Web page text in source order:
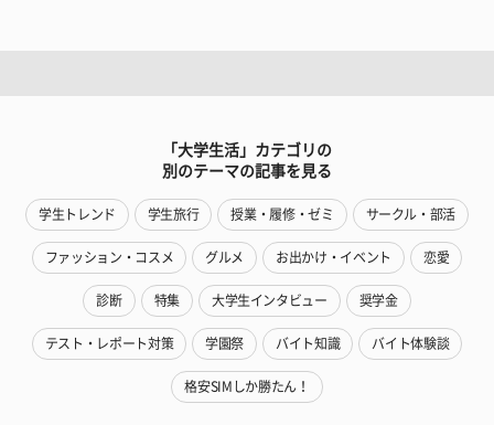
「大学生活」カテゴリの
別のテーマの記事を見る
学生トレンド 学生旅行 授業・履修・ゼミ サークル・部活
ファッション・コスメ グルメ お出かけ・イベント 恋愛
診断 特集 大学生インタビュー 奨学金
テスト・レポート対策 学園祭 バイト知識 バイト体験談
格安SIMしか勝たん！